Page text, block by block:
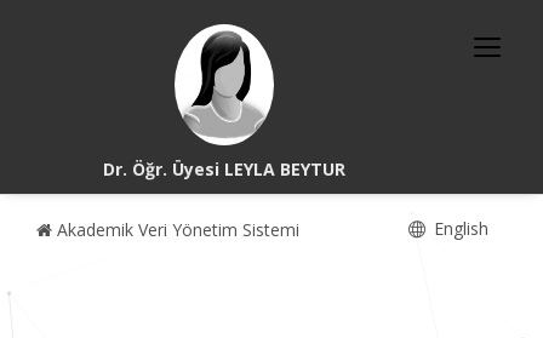
Dr. Öğr. Üyesi LEYLA BEYTUR
Akademik Veri Yönetim Sistemi English